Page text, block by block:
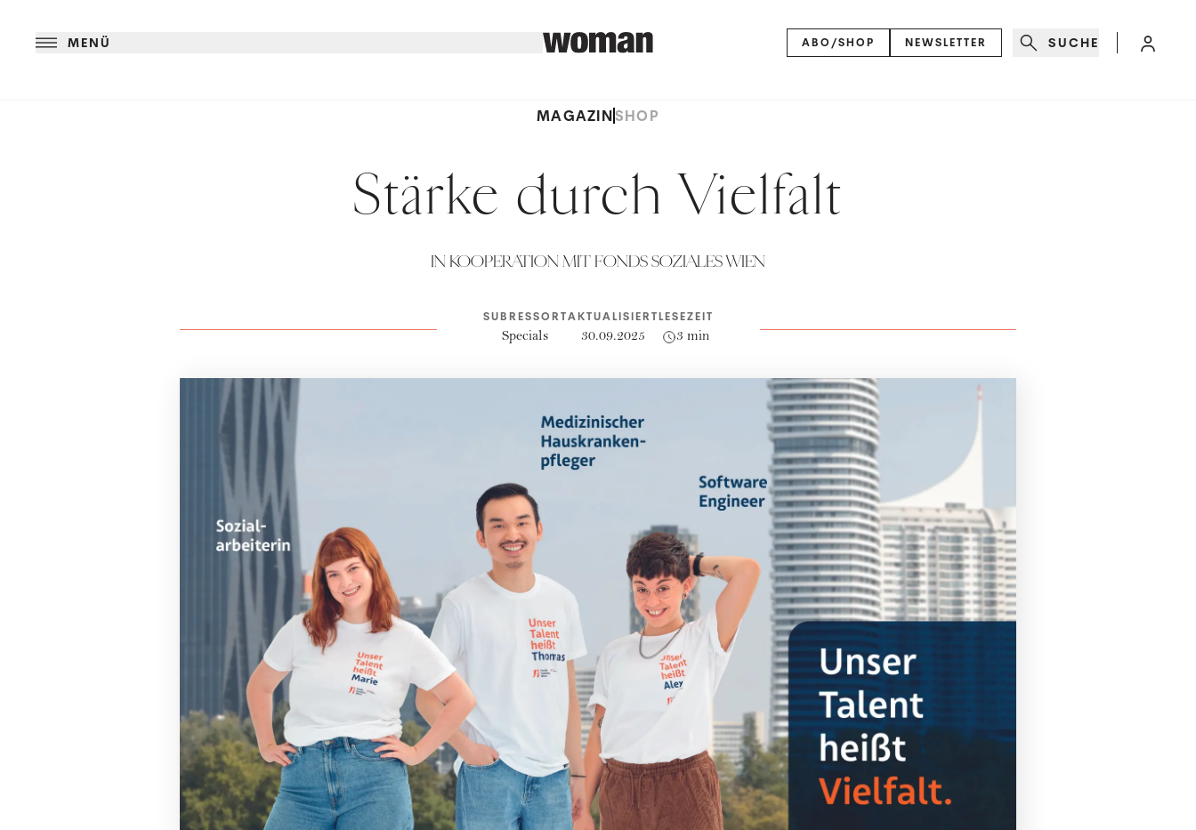
MENÜ ABO/SHOP NEWSLETTER SUCHE
MAGAZINSHOP
Stärke durch Vielfalt
IN KOOPERATION MIT FONDS SOZIALES WIEN
SUBRESSORT
Specials
AKTUALISIERT
30.09.2025
LESEZEIT
3 min